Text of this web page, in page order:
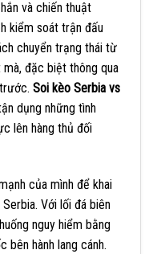
và chiến thuật
kiểm soát trận đấu
chuyển trạng thái từ
đặc biệt thông qua
Soi kèo Serbia vs
dụng những tình
lên hàng thủ đối
của mình để khai
Với lối đá biên
nguy hiểm bằng
bên hành lang cánh.